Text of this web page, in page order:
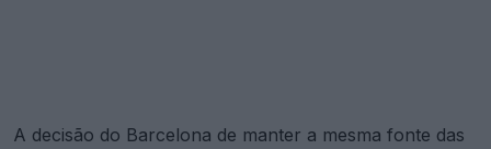
A decisão do Barcelona de manter a mesma fonte das